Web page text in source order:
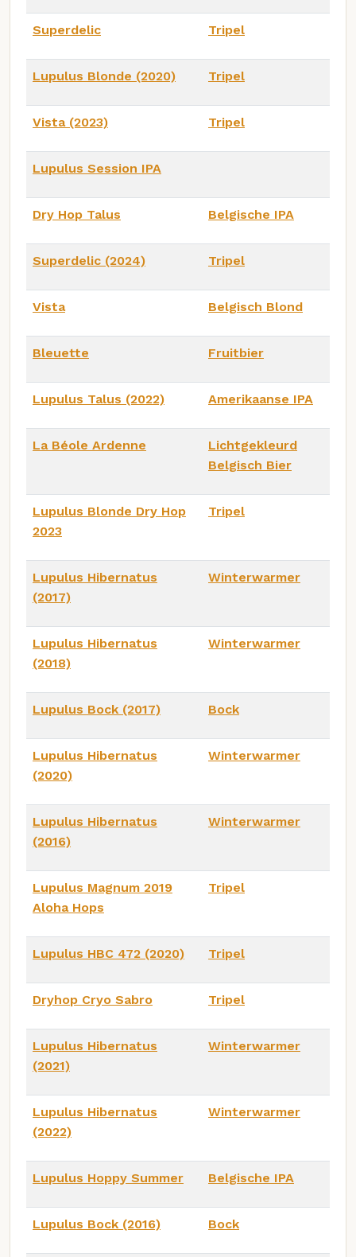
Superdelic Tripel
Lupulus Blonde (2020) Tripel
Vista (2023) Tripel
Lupulus Session IPA
Dry Hop Talus Belgische IPA
Superdelic (2024) Tripel
Vista Belgisch Blond
Bleuette Fruitbier
Lupulus Talus (2022) Amerikaanse IPA
La Béole Ardenne
Lichtgekleurd
Belgisch Bier
Lupulus Blonde Dry Hop
2023
Tripel
Lupulus Hibernatus
(2017)
Winterwarmer
Lupulus Hibernatus
(2018)
Winterwarmer
Lupulus Bock (2017) Bock
Lupulus Hibernatus
(2020)
Winterwarmer
Lupulus Hibernatus
(2016)
Winterwarmer
Lupulus Magnum 2019
Aloha Hops
Tripel
Lupulus HBC 472 (2020) Tripel
Dryhop Cryo Sabro Tripel
Lupulus Hibernatus
(2021)
Winterwarmer
Lupulus Hibernatus
(2022)
Winterwarmer
Lupulus Hoppy Summer Belgische IPA
Lupulus Bock (2016) Bock